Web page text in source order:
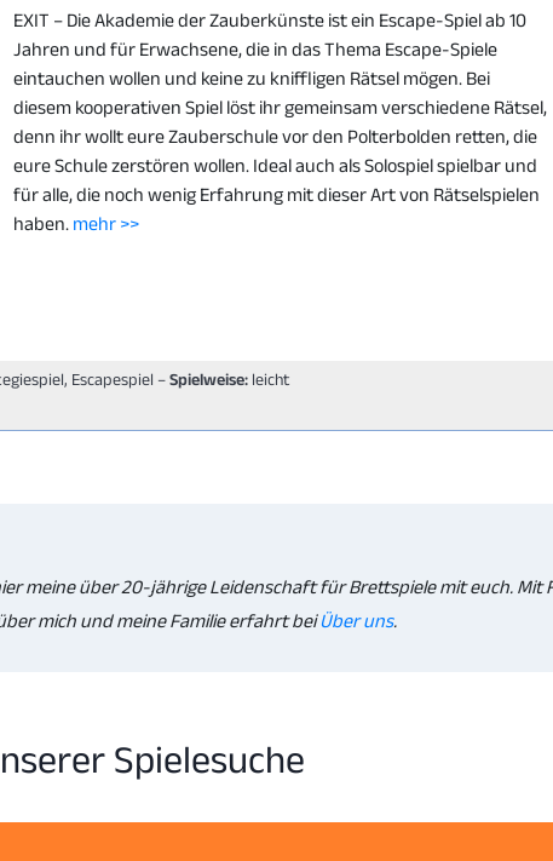
EXIT – Die Akademie der Zauberkünste ist ein Escape-Spiel ab 10
Jahren und für Erwachsene, die in das Thema Escape-Spiele
eintauchen wollen und keine zu kniffligen Rätsel mögen. Bei
diesem kooperativen Spiel löst ihr gemeinsam verschiedene Rätsel,
denn ihr wollt eure Zauberschule vor den Polterbolden retten, die
eure Schule zerstören wollen. Ideal auch als Solospiel spielbar und
für alle, die noch wenig Erfahrung mit dieser Art von Rätselspielen
haben. mehr >>
Escapespiel –Spielweise: leicht
meine über 20-jährige Leidenschaft für Brettspiele mit euch. Mit
mich und meine Familie erfahrt beiÜber uns.
Spielesuche